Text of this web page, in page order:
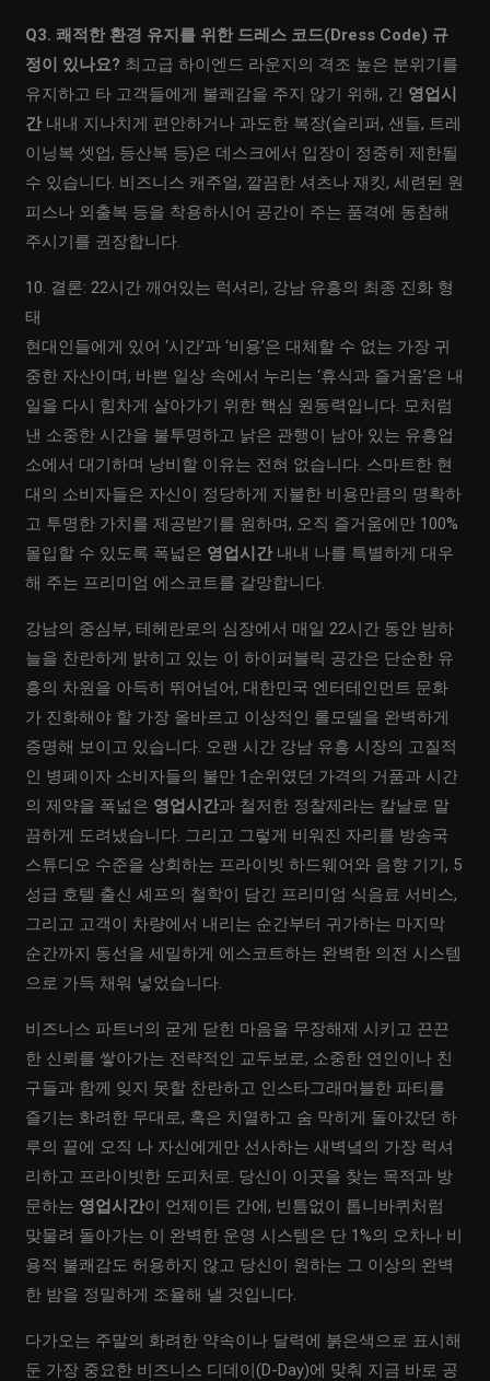
Q3. 쾌적한 환경 유지를 위한 드레스 코드(Dress Code) 규
정이 있나요? 최고급 하이엔드 라운지의 격조 높은 분위기를
유지하고 타 고객들에게 불쾌감을 주지 않기 위해, 긴 영업시
간내내 지나치게 편안하거나 과도한 복장(슬리퍼, 샌들, 트레
이닝복 셋업, 등산복 등)은 데스크에서 입장이 정중히 제한될
수 있습니다. 비즈니스 캐주얼, 깔끔한 셔츠나 재킷, 세련된 원
피스나 외출복 등을 착용하시어 공간이 주는 품격에 동참해
주시기를 권장합니다.
10. 결론: 22시간 깨어있는 럭셔리, 강남 유흥의 최종 진화 형
태
현대인들에게 있어 ‘시간’과 ‘비용’은 대체할 수 없는 가장 귀
중한 자산이며, 바쁜 일상 속에서 누리는 ‘휴식과 즐거움’은 내
일을 다시 힘차게 살아가기 위한 핵심 원동력입니다. 모처럼
낸 소중한 시간을 불투명하고 낡은 관행이 남아 있는 유흥업
소에서 대기하며 낭비할 이유는 전혀 없습니다. 스마트한 현
대의 소비자들은 자신이 정당하게 지불한 비용만큼의 명확하
고 투명한 가치를 제공받기를 원하며, 오직 즐거움에만 100%
몰입할 수 있도록 폭넓은 영업시간내내 나를 특별하게 대우
해 주는 프리미엄 에스코트를 갈망합니다.
강남의 중심부, 테헤란로의 심장에서 매일 22시간 동안 밤하
늘을 찬란하게 밝히고 있는 이 하이퍼블릭 공간은 단순한 유
흥의 차원을 아득히 뛰어넘어, 대한민국 엔터테인먼트 문화
가 진화해야 할 가장 올바르고 이상적인 롤모델을 완벽하게
증명해 보이고 있습니다. 오랜 시간 강남 유흥 시장의 고질적
인 병폐이자 소비자들의 불만 1순위였던 가격의 거품과 시간
의 제약을 폭넓은 영업시간과 철저한 정찰제라는 칼날로 말
끔하게 도려냈습니다. 그리고 그렇게 비워진 자리를 방송국
스튜디오 수준을 상회하는 프라이빗 하드웨어와 음향 기기, 5
성급 호텔 출신 셰프의 철학이 담긴 프리미엄 식음료 서비스,
그리고 고객이 차량에서 내리는 순간부터 귀가하는 마지막
순간까지 동선을 세밀하게 에스코트하는 완벽한 의전 시스템
으로 가득 채워 넣었습니다.
비즈니스 파트너의 굳게 닫힌 마음을 무장해제 시키고 끈끈
한 신뢰를 쌓아가는 전략적인 교두보로, 소중한 연인이나 친
구들과 함께 잊지 못할 찬란하고 인스타그래머블한 파티를
즐기는 화려한 무대로, 혹은 치열하고 숨 막히게 돌아갔던 하
루의 끝에 오직 나 자신에게만 선사하는 새벽녘의 가장 럭셔
리하고 프라이빗한 도피처로. 당신이 이곳을 찾는 목적과 방
문하는 영업시간이 언제이든 간에, 빈틈없이 톱니바퀴처럼
맞물려 돌아가는 이 완벽한 운영 시스템은 단 1%의 오차나 비
용적 불쾌감도 허용하지 않고 당신이 원하는 그 이상의 완벽
한 밤을 정밀하게 조율해 낼 것입니다.
다가오는 주말의 화려한 약속이나 달력에 붉은색으로 표시해
둔 가장 중요한 비즈니스 디데이(D-Day)에 맞춰 지금 바로 공